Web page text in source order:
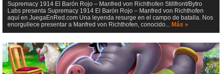
Supremacy 1914 El Barón Rojo – Manfred von Richthofen Stillfront/Bytro
Labs presenta Supremacy 1914 El Barón Rojo – Manfred von Richthofen
aquí en JuegaEnRed.com Una leyenda resurge en el campo de batalla. Nos
enorgullece presentar a Manfred von Richthofen, conocido... Más »